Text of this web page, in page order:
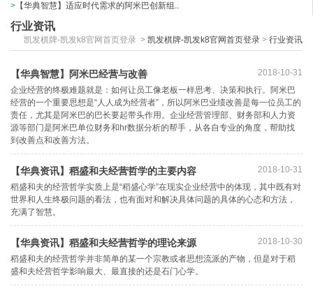
> 【华典智慧】适应时代需求的阿米巴创新组..
行业资讯
凯发棋牌-凯发k8官网首页登录 > 凯发棋牌-凯发k8官网首页登录 > 行业资讯
【华典智慧】阿米巴经营与改善
2018-10-31
企业经营的终极难题就是：如何让员工像老板一样思考、决策和执行。阿米巴
经营的一个重要思想是“人人成为经营者”，所以阿米巴业绩改善是每一位员工的
责任，尤其是阿米巴的巴长要起带头作用。企业经营管理部、财务部和人力资
源等部门是阿米巴单位财务和hr数据分析的帮手，从各自专业的角度，帮助找
到改善点和改善方法。
【华典资讯】稻盛和夫经营哲学的主要内容
2018-10-31
稻盛和夫的经营哲学实质上是“稻盛心学”在现实企业经营中的体现，其中既有对
世界和人生终极问题的看法，也有面对和解决具体问题的具体的心态和方法，
充满了智慧。
【华典资讯】稻盛和夫经营哲学的理论来源
2018-10-30
稻盛和夫的经营哲学并非简单的某一个宗教或者思想流派的产物，但是对于稻
盛和夫经营哲学影响最大、最直接的还是石门心学。